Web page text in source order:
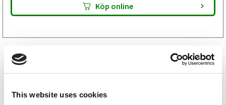
This website uses cookies
Köp online